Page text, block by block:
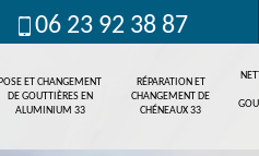
06 23 92 38 87
ET CHANGEMENT
DE GOUTTIÈRES EN
ALUMINIUM 33
RÉPARATION ET
CHANGEMENT DE
CHÉNEAUX 33